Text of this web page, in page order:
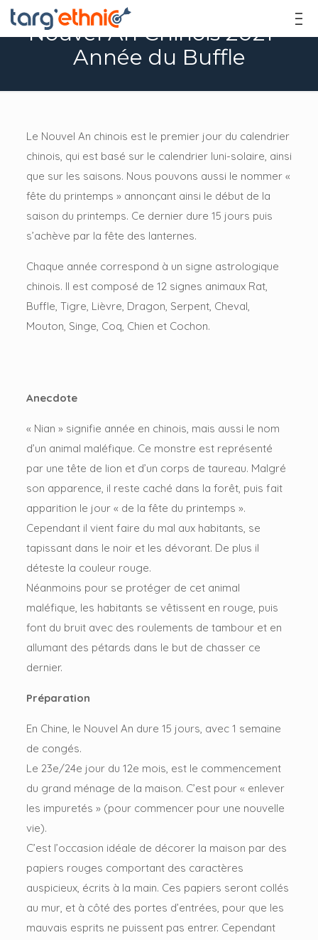
Nouvel An Chinois 2021 –
Année du Buffle
Le Nouvel An chinois est le premier jour du calendrier
chinois, qui est basé sur le calendrier luni-solaire, ainsi
que sur les saisons. Nous pouvons aussi le nommer «
fête du printemps » annonçant ainsi le début de la
saison du printemps. Ce dernier dure 15 jours puis
s’achève par la fête des lanternes.
Chaque année correspond à un signe astrologique
chinois. Il est composé de 12 signes animaux Rat,
Buffle, Tigre, Lièvre, Dragon, Serpent, Cheval,
Mouton, Singe, Coq, Chien et Cochon.
Anecdote
« Nian » signifie année en chinois, mais aussi le nom
d’un animal maléfique. Ce monstre est représenté
par une tête de lion et d’un corps de taureau. Malgré
son apparence, il reste caché dans la forêt, puis fait
apparition le jour « de la fête du printemps ».
Cependant il vient faire du mal aux habitants, se
tapissant dans le noir et les dévorant. De plus il
déteste la couleur rouge.
Néanmoins pour se protéger de cet animal
maléfique, les habitants se vêtissent en rouge, puis
font du bruit avec des roulements de tambour et en
allumant des pétards dans le but de chasser ce
dernier.
Préparation
En Chine, le Nouvel An dure 15 jours, avec 1 semaine
de congés.
Le 23e/24e jour du 12e mois, est le commencement
du grand ménage de la maison. C’est pour « enlever
les impuretés » (pour commencer pour une nouvelle
vie).
C’est l’occasion idéale de décorer la maison par des
papiers rouges comportant des caractères
auspicieux, écrits à la main. Ces papiers seront collés
au mur, et à côté des portes d’entrées, pour que les
mauvais esprits ne puissent pas entrer. Cependant